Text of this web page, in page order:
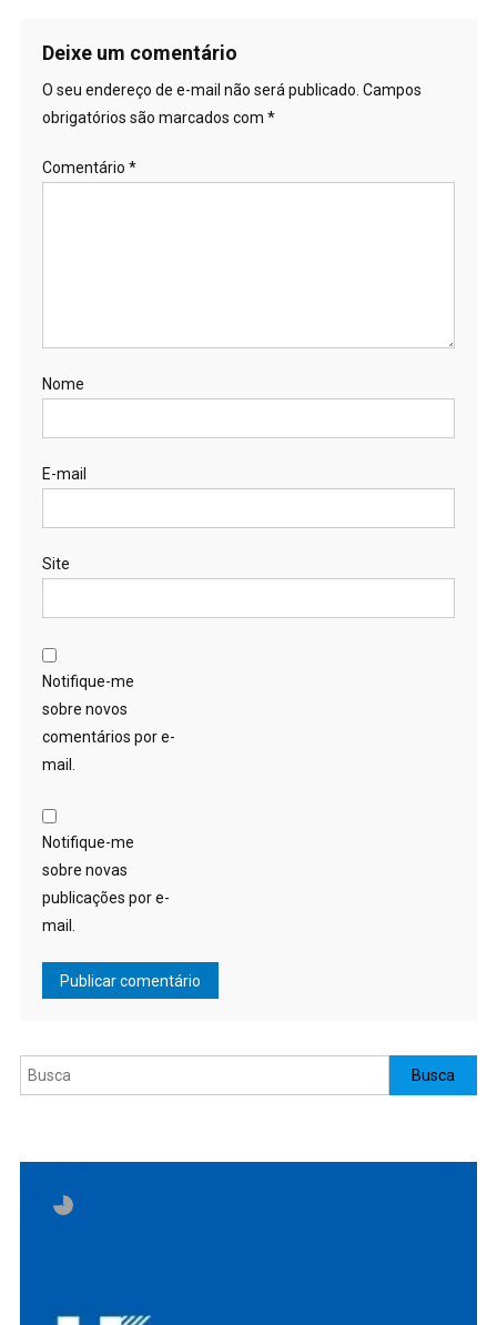
Deixe um comentário
O seu endereço de e-mail não será publicado. Campos
obrigatórios são marcados com *
Comentário *
Nome
E-mail
Site
Notifique-me
sobre novos
comentários por e-
mail.
Notifique-me
sobre novas
publicações por e-
mail.
Pesquisar Busca